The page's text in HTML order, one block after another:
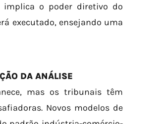
implica o poder diretivo do
executado, ensejando uma
DA ANÁLISE
mas os tribunais têm
Novos modelos de